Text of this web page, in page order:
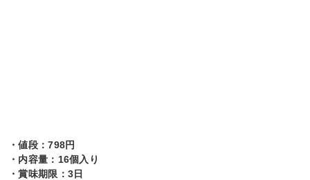
・値段：798円
・内容量：16個入り
・賞味期限：3日